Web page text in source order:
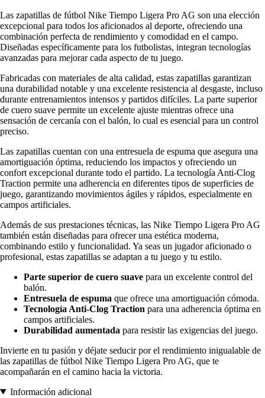
Las zapatillas de fútbol Nike Tiempo Ligera Pro AG son una elección
excepcional para todos los aficionados al deporte, ofreciendo una
combinación perfecta de rendimiento y comodidad en el campo.
Diseñadas específicamente para los futbolistas, integran tecnologías
avanzadas para mejorar cada aspecto de tu juego.
Fabricadas con materiales de alta calidad, estas zapatillas garantizan
una durabilidad notable y una excelente resistencia al desgaste, incluso
durante entrenamientos intensos y partidos difíciles. La parte superior
de cuero suave permite un excelente ajuste mientras ofrece una
sensación de cercanía con el balón, lo cual es esencial para un control
preciso.
Las zapatillas cuentan con una entresuela de espuma que asegura una
amortiguación óptima, reduciendo los impactos y ofreciendo un
confort excepcional durante todo el partido. La tecnología Anti-Clog
Traction permite una adherencia en diferentes tipos de superficies de
juego, garantizando movimientos ágiles y rápidos, especialmente en
campos artificiales.
Además de sus prestaciones técnicas, las Nike Tiempo Ligera Pro AG
también están diseñadas para ofrecer una estética moderna,
combinando estilo y funcionalidad. Ya seas un jugador aficionado o
profesional, estas zapatillas se adaptan a tu juego y tu estilo.
Parte superior de cuero suave para un excelente control del
balón.
Entresuela de espuma que ofrece una amortiguación cómoda.
Tecnología Anti-Clog Traction para una adherencia óptima en
campos artificiales.
Durabilidad aumentada para resistir las exigencias del juego.
Invierte en tu pasión y déjate seducir por el rendimiento inigualable de
las zapatillas de fútbol Nike Tiempo Ligera Pro AG, que te
acompañarán en el camino hacia la victoria.
Información adicional